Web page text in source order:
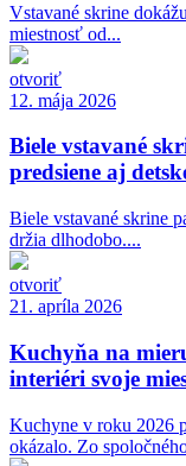
Vstavané skrine
miestnosť od...
otvoriť
12. mája 2026
Biele vstavané
predsiene aj
Biele vstavané skrine
držia dlhodobo....
otvoriť
21. apríla 2026
Kuchyňa na
interiéri svoje
Kuchyne v roku 2026
okázalo. Zo